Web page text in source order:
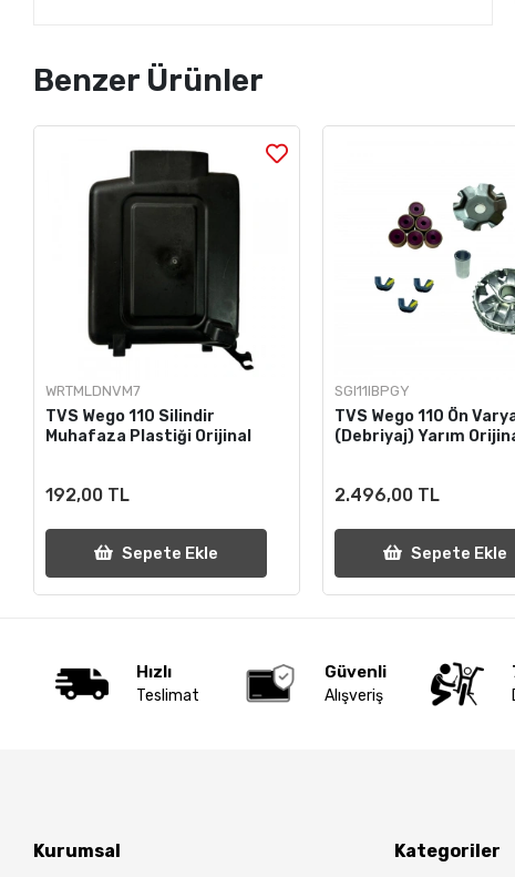
Benzer Ürünler
WRTMLDNVM7
TVS Wego 110 Silindir
Muhafaza Plastiği Orijinal
192,00 TL
Sepete Ekle
SGI11IBPGY
TVS Wego 110 Ön
(Debriyaj) Yarım
2.496,00 TL
Sepete Ekle
Hızlı
Teslimat
Güvenli
Alışveriş
Kurumsal Kategoriler